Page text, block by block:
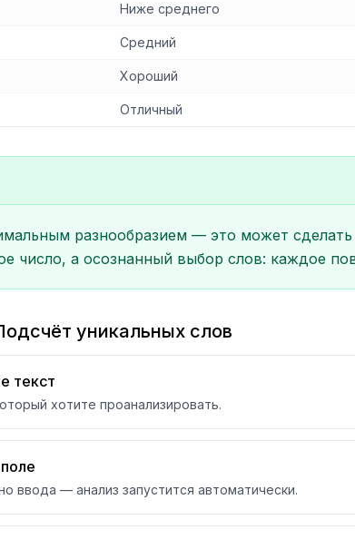
Ниже среднего
Средний
Хороший
Отличный
разнообразием — это может
число, а осознанный выбор слов: каждое
уникальных слов
текст
хотите проанализировать.
ввода — анализ запустится автоматически.